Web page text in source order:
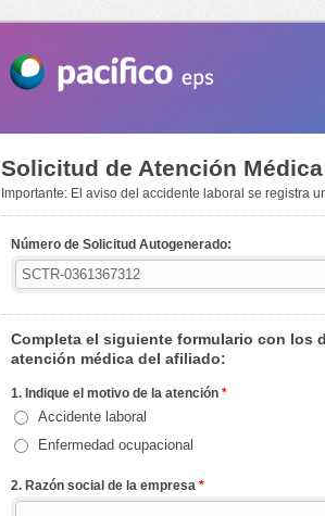
Solicitud de Atención Médica
Importante: El aviso del accidente laboral se registra
Número de Solicitud Autogenerado:
Completa el siguiente formulario con los
atención médica del afiliado:
1. Indique el motivo de la atención *
Accidente laboral
Enfermedad ocupacional
2. Razón social de la empresa *